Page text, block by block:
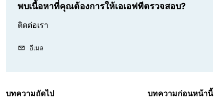
พบเนื้อหาที่คุณต้องการให้เอเอฟพีตรวจสอบ?
ติดต่อเรา
อีเมล
บทความถัดไป บทความก่อนหน้านี้